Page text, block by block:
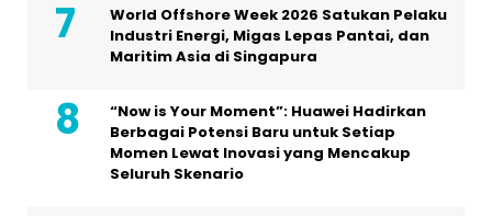
World Offshore Week 2026 Satukan Pelaku
Industri Energi, Migas Lepas Pantai, dan
Maritim Asia di Singapura
“Now is Your Moment”: Huawei Hadirkan
Berbagai Potensi Baru untuk Setiap
Momen Lewat Inovasi yang Mencakup
Seluruh Skenario